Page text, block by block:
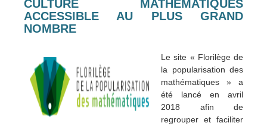
CULTURE MATHÉMATIQUES
ACCESSIBLE AU PLUS GRAND
NOMBRE
Le site « Florilège de
la popularisation des
mathématiques » a
été lancé en avril
2018 afin de
regrouper et faciliter